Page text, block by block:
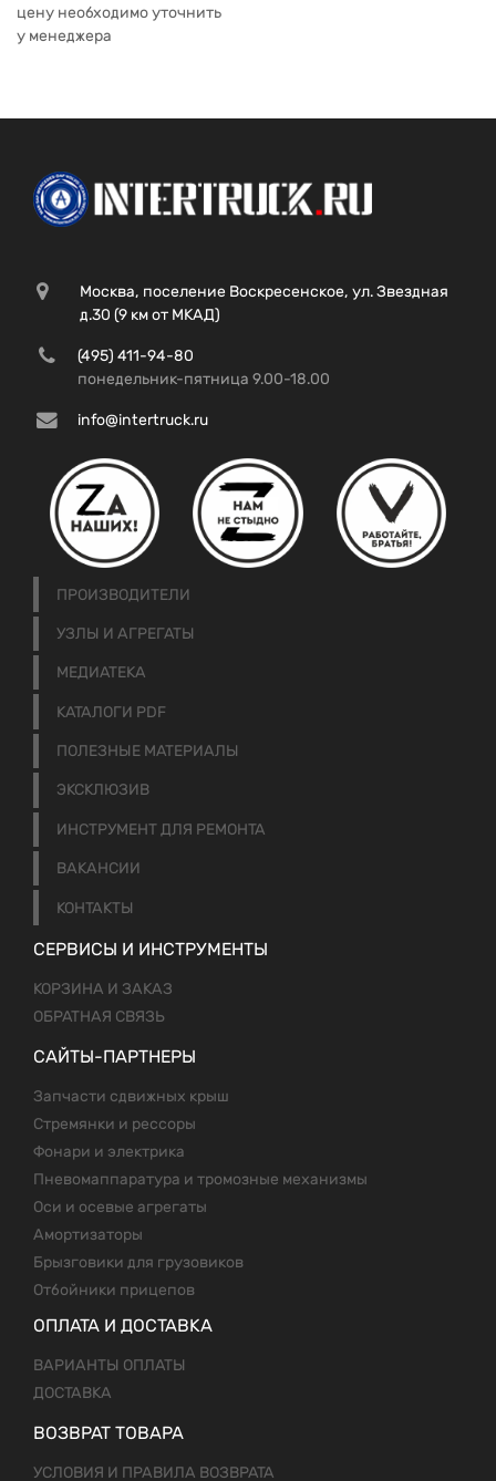
цену необходимо уточнить
у менеджера
Москва, поселение Воскресенское, ул. Звездная
д.30 (9 км от МКАД)
(495) 411-94-80
понедельник-пятница 9.00-18.00
info@intertruck.ru
ПРОИЗВОДИТЕЛИ
УЗЛЫ И АГРЕГАТЫ
МЕДИАТЕКА
КАТАЛОГИ PDF
ПОЛЕЗНЫЕ МАТЕРИАЛЫ
ЭКСКЛЮЗИВ
ИНСТРУМЕНТ ДЛЯ РЕМОНТА
ВАКАНСИИ
КОНТАКТЫ
СЕРВИСЫ И ИНСТРУМЕНТЫ
КОРЗИНА И ЗАКАЗ
ОБРАТНАЯ СВЯЗЬ
САЙТЫ-ПАРТНЕРЫ
Запчасти сдвижных крыш
Стремянки и рессоры
Фонари и электрика
Пневомаппаратура и тромозные механизмы
Оси и осевые агрегаты
Амортизаторы
Брызговики для грузовиков
Отбойники прицепов
ОПЛАТА И ДОСТАВКА
ВАРИАНТЫ ОПЛАТЫ
ДОСТАВКА
ВОЗВРАТ ТОВАРА
УСЛОВИЯ И ПРАВИЛА ВОЗВРАТА